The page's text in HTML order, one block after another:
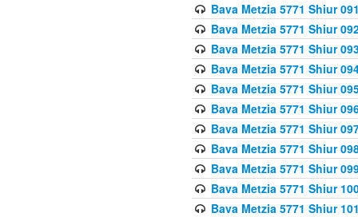
Bava Metzia 5771 Shiur
Bava Metzia 5771 Shiur
Bava Metzia 5771 Shiur
Bava Metzia 5771 Shiur
Bava Metzia 5771 Shiur
Bava Metzia 5771 Shiur
Bava Metzia 5771 Shiur
Bava Metzia 5771 Shiur
Bava Metzia 5771 Shiur
Bava Metzia 5771 Shiur
Bava Metzia 5771 Shiur